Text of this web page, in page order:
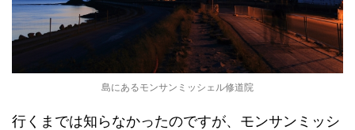
島にあるモンサンミッシェル修道院
行くまでは知らなかったのですが、モンサンミッシ